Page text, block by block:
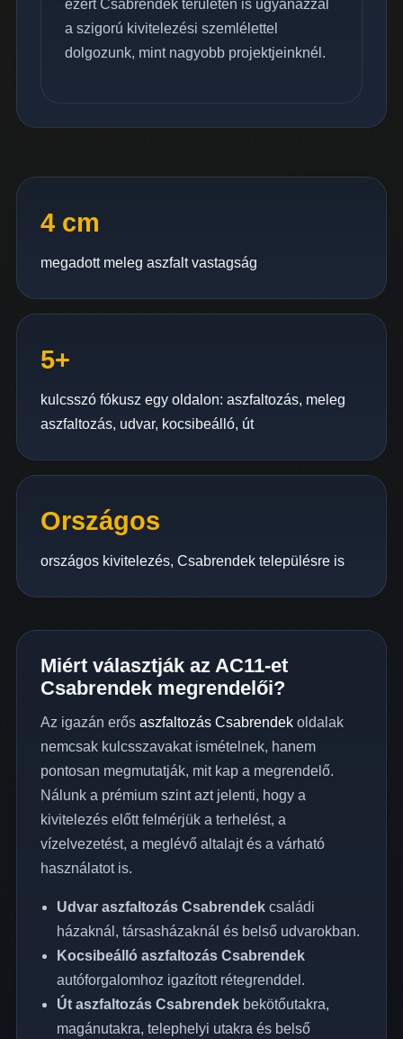
ezért Csabrendek területén is ugyanazzal
a szigorú kivitelezési szemlélettel
dolgozunk, mint nagyobb projektjeinknél.
4 cm
megadott meleg aszfalt vastagság
5+
kulcsszó fókusz egy oldalon: aszfaltozás, meleg
aszfaltozás, udvar, kocsibeálló, út
Országos
országos kivitelezés, Csabrendek településre is
Miért választják az AC11-et
Csabrendek megrendelői?
Az igazán erős aszfaltozás Csabrendekoldalak
nemcsak kulcsszavakat ismételnek, hanem
pontosan megmutatják, mit kap a megrendelő.
Nálunk a prémium szint azt jelenti, hogy a
kivitelezés előtt felmérjük a terhelést, a
vízelvezetést, a meglévő altalajt és a várható
használatot is.
Udvar aszfaltozás Csabrendekcsaládi
házaknál, társasházaknál és belső udvarokban.
Kocsibeálló aszfaltozás Csabrendek
autóforgalomhoz igazított rétegrenddel.
Út aszfaltozás Csabrendekbekötőutakra,
magánutakra, telephelyi utakra és belső